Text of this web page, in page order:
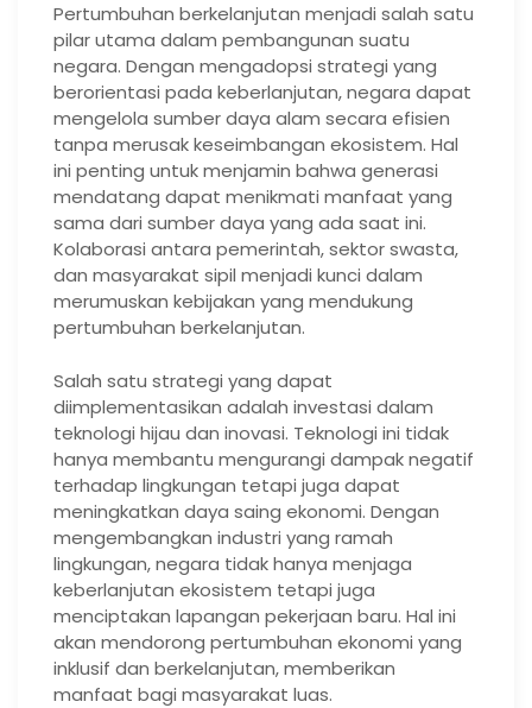
Pertumbuhan berkelanjutan menjadi salah satu
pilar utama dalam pembangunan suatu
negara. Dengan mengadopsi strategi yang
berorientasi pada keberlanjutan, negara dapat
mengelola sumber daya alam secara efisien
tanpa merusak keseimbangan ekosistem. Hal
ini penting untuk menjamin bahwa generasi
mendatang dapat menikmati manfaat yang
sama dari sumber daya yang ada saat ini.
Kolaborasi antara pemerintah, sektor swasta,
dan masyarakat sipil menjadi kunci dalam
merumuskan kebijakan yang mendukung
pertumbuhan berkelanjutan.
Salah satu strategi yang dapat
diimplementasikan adalah investasi dalam
teknologi hijau dan inovasi. Teknologi ini tidak
hanya membantu mengurangi dampak negatif
terhadap lingkungan tetapi juga dapat
meningkatkan daya saing ekonomi. Dengan
mengembangkan industri yang ramah
lingkungan, negara tidak hanya menjaga
keberlanjutan ekosistem tetapi juga
menciptakan lapangan pekerjaan baru. Hal ini
akan mendorong pertumbuhan ekonomi yang
inklusif dan berkelanjutan, memberikan
manfaat bagi masyarakat luas.